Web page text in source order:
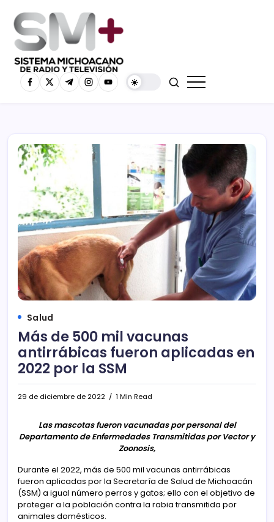
Salud
Más de 500 mil vacunas
antirrábicas fueron aplicadas en
2022 por la SSM
29 de diciembre de 2022 1 Min Read
Las mascotas fueron vacunadas por personal del
Departamento de Enfermedades Transmitidas por Vector y
Zoonosis,
Durante el 2022, más de 500 mil vacunas antirrábicas
fueron aplicadas por la Secretaría de Salud de Michoacán
(SSM) a igual número perros y gatos; ello con el objetivo de
proteger a la población contra la rabia transmitida por
animales domésticos.